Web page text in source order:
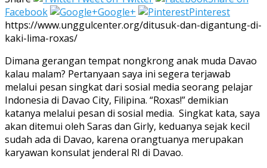
Facebook
Google+
Pinterest
https://www.unggulcenter.org/ditusuk-dan-digantung-di-
kaki-lima-roxas/
Dimana gerangan tempat nongkrong anak muda Davao
kalau malam? Pertanyaan saya ini segera terjawab
melalui pesan singkat dari sosial media seorang pelajar
Indonesia di Davao City, Filipina. “Roxas!” demikian
katanya melalui pesan di sosial media. Singkat kata, saya
akan ditemui oleh Saras dan Girly, keduanya sejak kecil
sudah ada di Davao, karena orangtuanya merupakan
karyawan konsulat jenderal RI di Davao.